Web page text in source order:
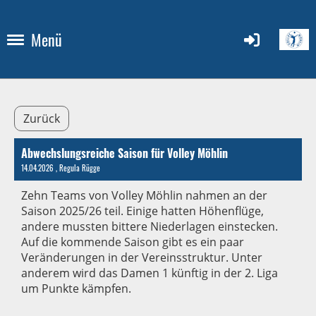
Menü
Zurück
Abwechslungsreiche Saison für Volley Möhlin
14.04.2026 , Regula Rügge
Zehn Teams von Volley Möhlin nahmen an der
Saison 2025/26 teil. Einige hatten Höhenflüge,
andere mussten bittere Niederlagen einstecken.
Auf die kommende Saison gibt es ein paar
Veränderungen in der Vereinsstruktur. Unter
anderem wird das Damen 1 künftig in der 2. Liga
um Punkte kämpfen.